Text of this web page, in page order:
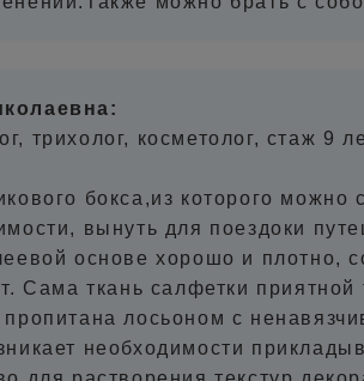
трихолог, косметолог, стаж 9
бокса,из которого можно
вынуть для поездоки
основе хорошо и плотно,
Сама ткань салфетки приятной
пропитана лосьоном с
необходимости